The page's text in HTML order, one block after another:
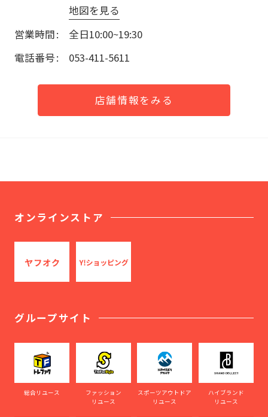
地図を見る
営業時間
全日10:00~19:30
電話番号
053-411-5611
店舗情報をみる
オンラインストア
グループサイト
総合リユース
ファッション
リユース
スポーツアウトドア
リユース
ハイブランド
リユース